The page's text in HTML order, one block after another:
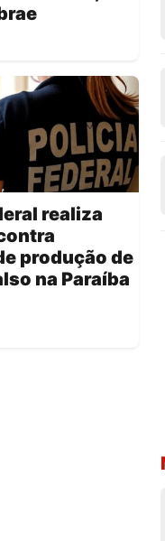
realiza
produção de
na Paraíba